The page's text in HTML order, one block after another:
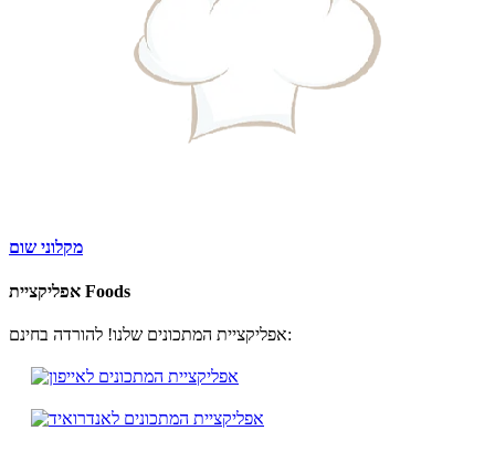
מקלוני שום
אפליקציית Foods
אפליקציית המתכונים שלנו! להורדה בחינם: